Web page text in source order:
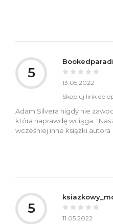
5
13.05.2022
Skopiuj link do
Adam Silvera nigdy nie
która naprawdę wciąga.
wcześniej inne książki autora
5
11.05.2022